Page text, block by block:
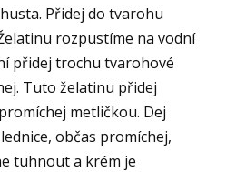
Přidej do tvarohu
rozpustíme na vodní
přidej trochu tvarohové
Tuto želatinu přidej
metličkou. Dej
občas promíchej,
tuhnout a krém je